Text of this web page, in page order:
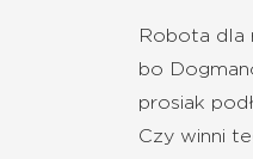
Robota dla
bo
prosiak
Czy winni